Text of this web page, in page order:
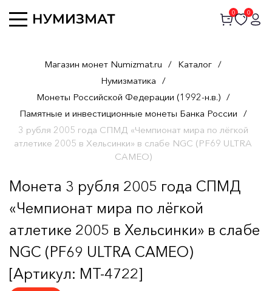
0 0
Магазин монет Numizmat.ru / Каталог /
Нумизматика /
Монеты Российской Федерации (1992-н.в.) /
Памятные и инвестиционные монеты Банка России /
3 рубля 2005 года СПМД «Чемпионат мира по лёгкой
атлетике 2005 в Хельсинки» в слабе NGC (PF69 ULTRA
CAMEO)
Монета 3 рубля 2005 года СПМД
«Чемпионат мира по лёгкой
атлетике 2005 в Хельсинки» в слабе
NGC (PF69 ULTRA CAMEO)
[Артикул: MT-4722]